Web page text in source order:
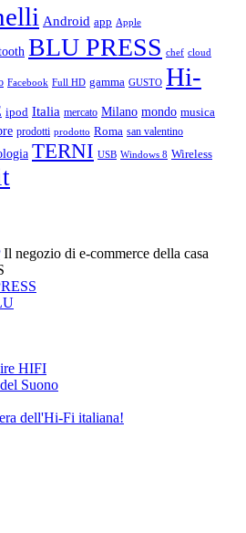
Android app Apple
BLU PRESS chef cloud
Facebook Full HD gamma GUSTO Hi-
ipod Italia mercato Milano mondo musica
prodotti prodotto Roma san valentino
TERNI USB Windows 8 Wireless
Il negozio di e-commerce della casa
HIFI
Suono
dell'Hi-Fi italiana!